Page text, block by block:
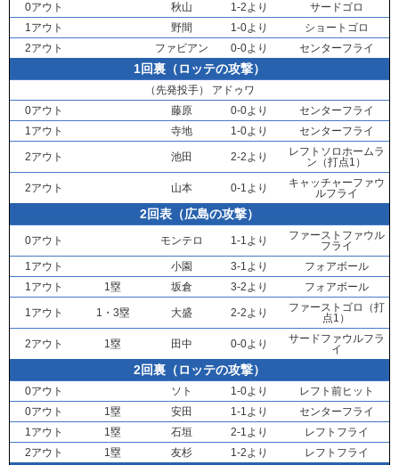
0アウト
秋山 1-2より
サードゴロ
1アウト
野間 1-0より
ショートゴロ
2アウト
ファビアン 0-0より センターフライ
1回裏（ロッテの攻撃）
（先発投手）
アドゥワ
0アウト
藤原 0-0より
センターフライ
1アウト
寺地 1-0より センターフライ
2アウト 池田 2-2より
レフトソロホームラ
ン（打点1）
2アウト 山本 0-1より
キャッチャーファウ
ルフライ
2回表（広島の攻撃）
0アウト モンテロ 1-1より
ファーストファウル
フライ
1アウト
小園 3-1より
フォアボール
1アウト
1塁 坂倉 3-2より フォアボール
1アウト 1・3塁 大盛 2-2より
ファーストゴロ（打
点1）
2アウト 1塁 田中 0-0より
サードファウルフラ
イ
2回裏（ロッテの攻撃）
0アウト ソト 1-0より
レフト前ヒット
0アウト
1塁 安田 1-1より
センターフライ
1アウト
1塁 石垣 2-1より
レフトフライ
2アウト
1塁 友杉 1-2より レフトフライ